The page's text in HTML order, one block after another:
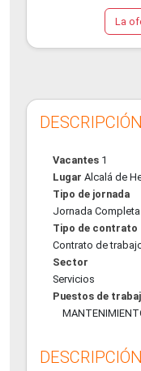
La
DESCRIPCIÓN
Vacantes 1
Lugar Alcalá de
Tipo de jornada
Jornada Completa
Tipo de contrato
Contrato de
Sector
Servicios
Puestos de